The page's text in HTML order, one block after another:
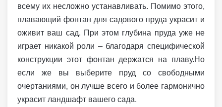
всему их несложно устанавливать. Помимо этого,
плавающий фонтан для садового пруда украсит и
оживит ваш сад. При этом глубина пруда уже не
играет никакой роли – благодаря специфической
конструкции этот фонтан держатся на плаву.Но
если же вы выберите пруд со свободными
очертаниями, он лучше всего и более гармонично
украсит ландшафт вашего сада.